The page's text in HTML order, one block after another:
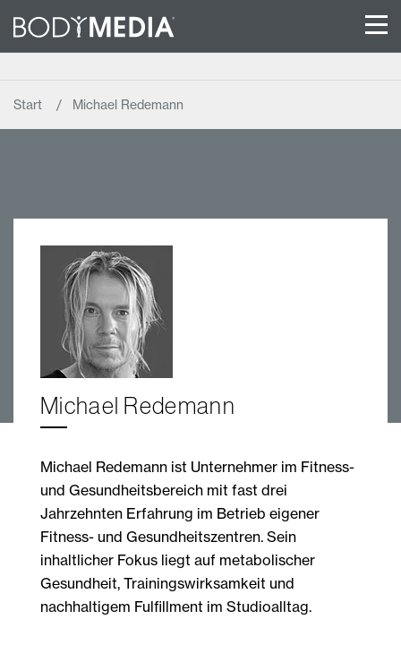
Start Michael Redemann
Michael Redemann
Michael Redemann ist Unternehmer im Fitness-
und Gesundheitsbereich mit fast drei
Jahrzehnten Erfahrung im Betrieb eigener
Fitness- und Gesundheitszentren. Sein
inhaltlicher Fokus liegt auf metabolischer
Gesundheit, Trainingswirksamkeit und
nachhaltigem Fulfillment im Studioalltag.